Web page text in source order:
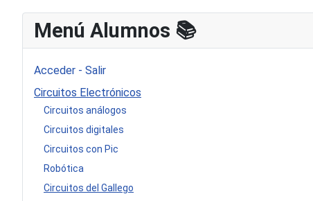
Menú Alumnos 📚​
Acceder - Salir
Circuitos Electrónicos
Circuitos análogos
Circuitos digitales
Circuitos con Pic
Robótica
Circuitos del Gallego